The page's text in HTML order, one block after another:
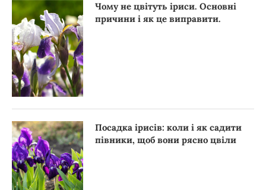
Чому не цвітуть іриси. Основні
причини і як це виправити.
Посадка ірисів: коли і як садити
півники, щоб вони рясно цвіли